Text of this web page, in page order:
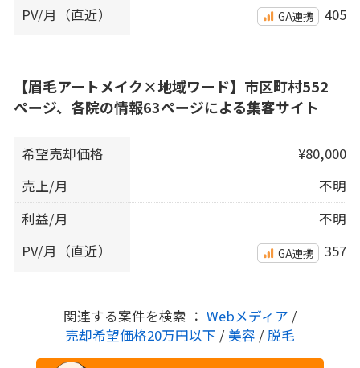
PV/月（直近）
GA連携 405
【眉毛アートメイク×地域ワード】市区町村552
ページ、各院の情報63ページによる集客サイト
希望売却価格
¥80,000
売上/月
不明
利益/月
不明
PV/月（直近）
GA連携 357
関連する案件を検索 ： Webメディア /
売却希望価格20万円以下 / 美容 / 脱毛